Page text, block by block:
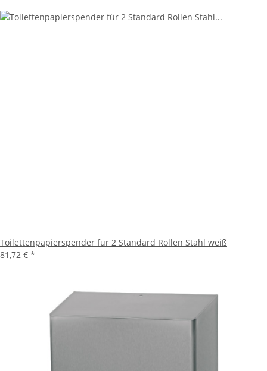
Toilettenpapierspender für 2 Standard Rollen Stahl weiß
81,72 € *